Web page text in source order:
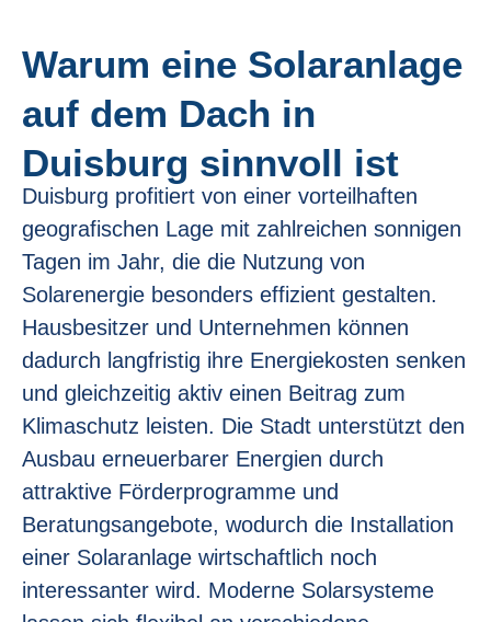
Warum eine Solaranlage
auf dem Dach in
Duisburg sinnvoll ist
Duisburg profitiert von einer vorteilhaften
geografischen Lage mit zahlreichen sonnigen
Tagen im Jahr, die die Nutzung von
Solarenergie besonders effizient gestalten.
Hausbesitzer und Unternehmen können
dadurch langfristig ihre Energiekosten senken
und gleichzeitig aktiv einen Beitrag zum
Klimaschutz leisten. Die Stadt unterstützt den
Ausbau erneuerbarer Energien durch
attraktive Förderprogramme und
Beratungsangebote, wodurch die Installation
einer Solaranlage wirtschaftlich noch
interessanter wird. Moderne Solarsysteme